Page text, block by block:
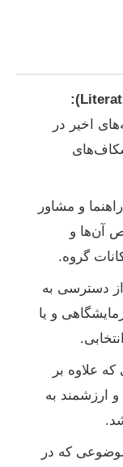
اخیر در
و مشاور
آن‌ها و
گروه.
دسترسی به
و یا
علاوه بر
و ارزشمند به
که در